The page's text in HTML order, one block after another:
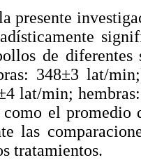
presente
de
348±3 lat/
lat/min;
como el promedio
las
tratamientos.